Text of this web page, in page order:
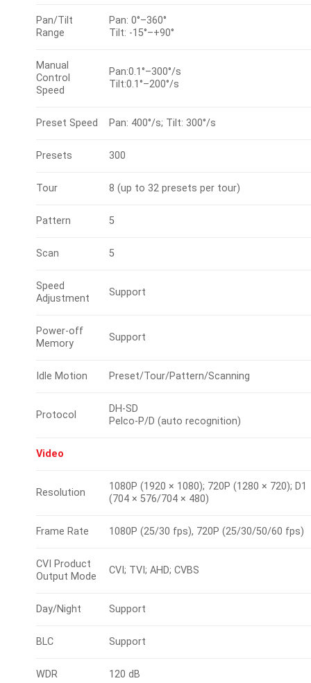
Pan/Tilt
Range
Pan: 0°–360°
Tilt: -15°–+90°
Manual
Control
Speed
Pan:0.1°–300°/s
Tilt:0.1°–200°/s
Preset Speed Pan: 400°/s; Tilt: 300°/s
Presets 300
Tour 8 (up to 32 presets per tour)
Pattern 5
Scan 5
Speed
Adjustment
Support
Power-off
Memory
Support
Idle Motion Preset/Tour/Pattern/Scanning
Protocol
DH-SD
Pelco-P/D (auto recognition)
Video
Resolution
1080P (1920 × 1080); 720P (1280 × 720); D1
(704 × 576/704 × 480)
Frame Rate 1080P (25/30 fps), 720P (25/30/50/60 fps)
CVI Product
Output Mode
CVI; TVI; AHD; CVBS
Day/Night Support
BLC Support
WDR 120 dB